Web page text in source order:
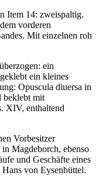
Item 14: zweispaltig.
vorderen
Mit einzelnen roh
ein
ein kleines
Opuscula diuersa in
beklebt mit
XIV, enthaltend
Vorbesitzer
in Magdeborch, ebenso
und Geschäfte eines
von Eysenbüttel.